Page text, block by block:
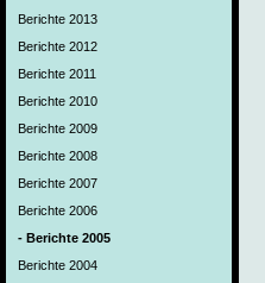
Berichte 2013
Berichte 2012
Berichte 2011
Berichte 2010
Berichte 2009
Berichte 2008
Berichte 2007
Berichte 2006
- Berichte 2005
Berichte 2004